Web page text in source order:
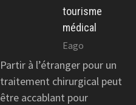
tourisme
médical
Eago
Partir à l’étranger pour un
traitement chirurgical peut
être accablant pour